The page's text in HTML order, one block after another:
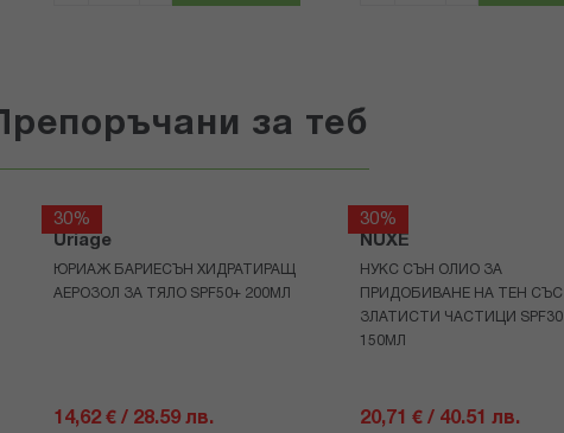
Препоръчани за теб
30%
Uriage
ЮРИАЖ БАРИЕСЪН ХИДРАТИРАЩ
АЕРОЗОЛ ЗА ТЯЛО SPF50+ 200МЛ
14,62 € / 28.59 лв.
30%
NUXE
НУКС СЪН ОЛИО ЗА
ПРИДОБИВАНЕ НА ТЕН СЪС
ЗЛАТИСТИ ЧАСТИЦИ SPF30
150МЛ
20,71 € / 40.51 лв.